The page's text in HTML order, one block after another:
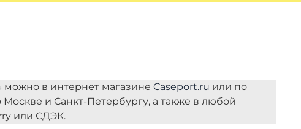
можно в интернет магазине Caseport.ru или по
и Санкт-Петербургу, а также в любой
или СДЭК.